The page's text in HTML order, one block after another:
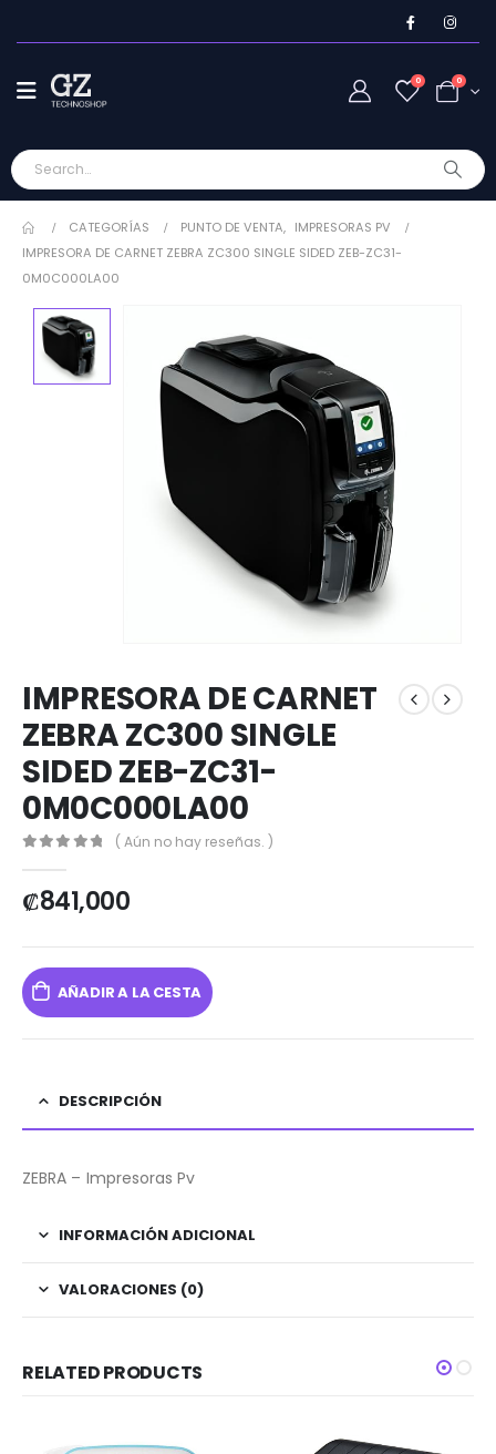
0 0
CATEGORÍAS PUNTO DE VENTA, IMPRESORAS PV
IMPRESORA DE CARNET ZEBRA ZC300 SINGLE SIDED ZEB-ZC31-
0M0C000LA00
IMPRESORA DE CARNET
ZEBRA ZC300 SINGLE
SIDED ZEB-ZC31-
0M0C000LA00
( Aún no hay reseñas. )
₡841,000
AÑADIR A LA CESTA
DESCRIPCIÓN
ZEBRA – Impresoras Pv
INFORMACIÓN ADICIONAL
VALORACIONES (0)
RELATED PRODUCTS